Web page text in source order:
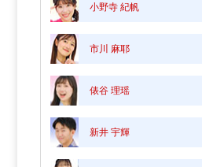
小野寺 紀帆
市川 麻耶
俵谷 理瑶
新井 宇輝